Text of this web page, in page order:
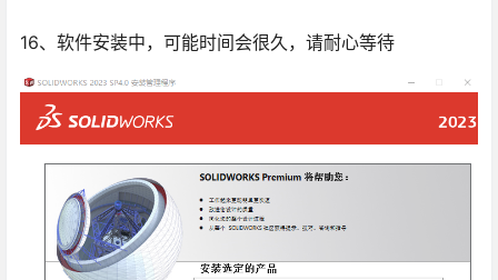
16、软件安装中，可能时间会很久，请耐心等待